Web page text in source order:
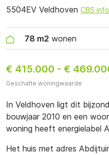
5504EV Veldhoven CBS info
78 m2 wonen
€ 415.000 - €
Geschatte woningwaarde
In Veldhoven ligt dit
bouwjaar 2010 en een
woning heeft energielabel
Het huis met adres